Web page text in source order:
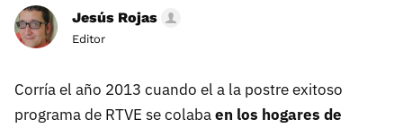
Jesús Rojas
Editor
Corría el año 2013 cuando el a la postre exitoso
programa de RTVE se colabaen los hogares de